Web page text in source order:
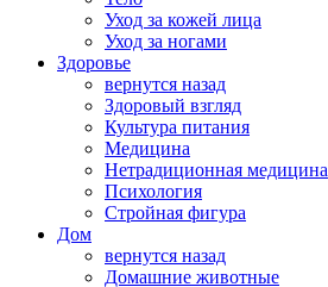
Уход за кожей лица
Уход за ногами
Здоровье
вернутся назад
Здоровый взгляд
Культура питания
Медицина
Нетрадиционная медицина
Психология
Стройная фигура
Дом
вернутся назад
Домашние животные